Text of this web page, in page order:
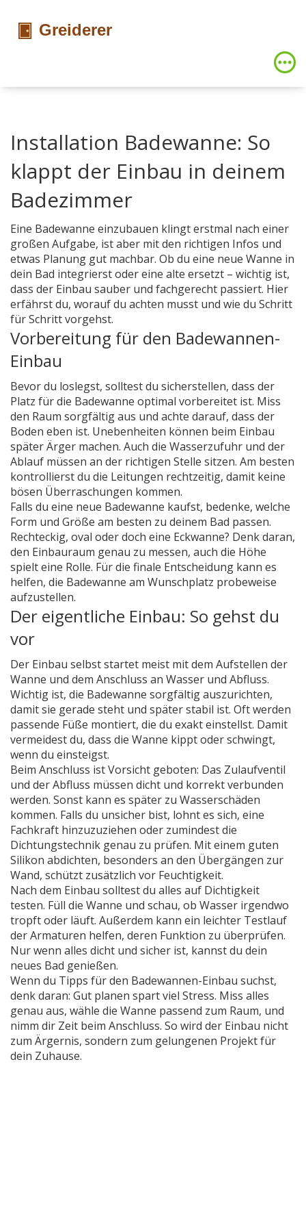
Installation Badewanne: So
klappt der Einbau in deinem
Badezimmer
Eine Badewanne einzubauen klingt erstmal nach einer
großen Aufgabe, ist aber mit den richtigen Infos und
etwas Planung gut machbar. Ob du eine neue Wanne in
dein Bad integrierst oder eine alte ersetzt – wichtig ist,
dass der Einbau sauber und fachgerecht passiert. Hier
erfährst du, worauf du achten musst und wie du Schritt
für Schritt vorgehst.
Vorbereitung für den Badewannen-
Einbau
Bevor du loslegst, solltest du sicherstellen, dass der
Platz für die Badewanne optimal vorbereitet ist. Miss
den Raum sorgfältig aus und achte darauf, dass der
Boden eben ist. Unebenheiten können beim Einbau
später Ärger machen. Auch die Wasserzufuhr und der
Ablauf müssen an der richtigen Stelle sitzen. Am besten
kontrollierst du die Leitungen rechtzeitig, damit keine
bösen Überraschungen kommen.
Falls du eine neue Badewanne kaufst, bedenke, welche
Form und Größe am besten zu deinem Bad passen.
Rechteckig, oval oder doch eine Eckwanne? Denk daran,
den Einbauraum genau zu messen, auch die Höhe
spielt eine Rolle. Für die finale Entscheidung kann es
helfen, die Badewanne am Wunschplatz probeweise
aufzustellen.
Der eigentliche Einbau: So gehst du
vor
Der Einbau selbst startet meist mit dem Aufstellen der
Wanne und dem Anschluss an Wasser und Abfluss.
Wichtig ist, die Badewanne sorgfältig auszurichten,
damit sie gerade steht und später stabil ist. Oft werden
passende Füße montiert, die du exakt einstellst. Damit
vermeidest du, dass die Wanne kippt oder schwingt,
wenn du einsteigst.
Beim Anschluss ist Vorsicht geboten: Das Zulaufventil
und der Abfluss müssen dicht und korrekt verbunden
werden. Sonst kann es später zu Wasserschäden
kommen. Falls du unsicher bist, lohnt es sich, eine
Fachkraft hinzuzuziehen oder zumindest die
Dichtungstechnik genau zu prüfen. Mit einem guten
Silikon abdichten, besonders an den Übergängen zur
Wand, schützt zusätzlich vor Feuchtigkeit.
Nach dem Einbau solltest du alles auf Dichtigkeit
testen. Füll die Wanne und schau, ob Wasser irgendwo
tropft oder läuft. Außerdem kann ein leichter Testlauf
der Armaturen helfen, deren Funktion zu überprüfen.
Nur wenn alles dicht und sicher ist, kannst du dein
neues Bad genießen.
Wenn du Tipps für den Badewannen-Einbau suchst,
denk daran: Gut planen spart viel Stress. Miss alles
genau aus, wähle die Wanne passend zum Raum, und
nimm dir Zeit beim Anschluss. So wird der Einbau nicht
zum Ärgernis, sondern zum gelungenen Projekt für
dein Zuhause.